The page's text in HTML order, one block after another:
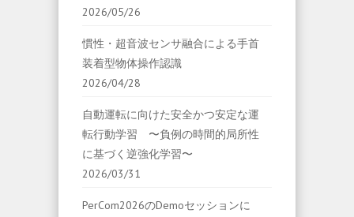
2026/05/26
慣性・超音波センサ融合による手首
装着型物体操作認識
2026/04/28
自動運転に向けた安全かつ安定な運
転行動学習 〜負例の時間的局所性
に基づく逆強化学習〜
2026/03/31
PerCom2026のDemoセッションに